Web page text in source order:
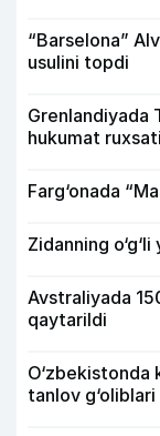
“Barselona”
usulini topdi
Grenlandiyada
hukumat
Farg‘onada
Zidanning
Avstraliyada
qaytarildi
O‘zbekistonda
tanlov